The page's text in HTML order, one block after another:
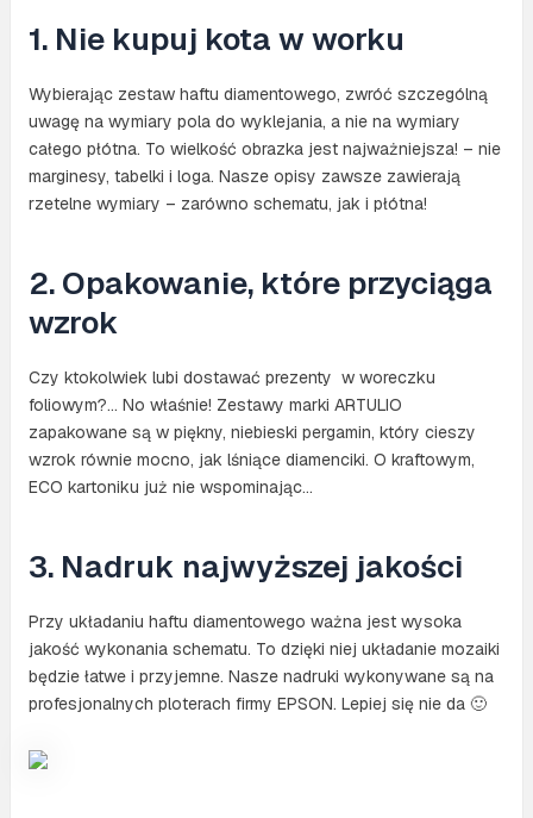
1. Nie kupuj kota w worku
Wybierając zestaw haftu diamentowego, zwróć szczególną
uwagę na wymiary pola do wyklejania, a nie na wymiary
całego płótna. To wielkość obrazka jest najważniejsza! – nie
marginesy, tabelki i loga. Nasze opisy zawsze zawierają
rzetelne wymiary – zarówno schematu, jak i płótna!
2. Opakowanie, które przyciąga
wzrok
Czy ktokolwiek lubi dostawać prezenty w woreczku
foliowym?… No właśnie! Zestawy marki ARTULIO
zapakowane są w piękny, niebieski pergamin, który cieszy
wzrok równie mocno, jak lśniące diamenciki. O kraftowym,
ECO kartoniku już nie wspominając…
3. Nadruk najwyższej jakości
Przy układaniu haftu diamentowego ważna jest wysoka
jakość wykonania schematu. To dzięki niej układanie mozaiki
będzie łatwe i przyjemne. Nasze nadruki wykonywane są na
profesjonalnych ploterach firmy EPSON. Lepiej się nie da 🙂